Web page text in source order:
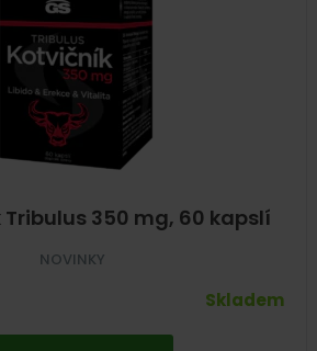
Tribulus 350 mg, 60 kapslí
NOVINKY
Skladem